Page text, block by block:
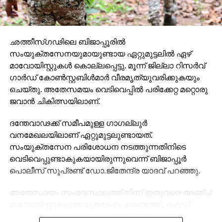
ഛത്തീസ്ഗഢിലെ ബിജാപ്പൂരില്‍
സംയുക്തസേനയുമായുണ്ടായ ഏറ്റുമുട്ടലില്‍ ഏഴ്
മാവോയിസ്റ്റുകള്‍ കൊല്ലപ്പെട്ടു. മൂന്ന് ജില്ലാ റിസര്‍വ്
ഗാര്‍ഡ് കോണ്‍സ്റ്റബിള്‍മാര്‍ വീരമൃത്യുവരിക്കുകയും
ചെയ്തു. അതേസമയം വെടിവെപ്പില്‍ പരിക്കേറ്റ മറ്റൊരു
ജവാന്‍ ചികിത്സയിലാണ്.
ദന്തേവാഢക്ക് സമീപമുള്ള ഗാഗല്ലുര്‍
വനമേഖലയിലാണ് ഏറ്റുമുട്ടലുണ്ടായത്.
സംയുക്തസേന പരിശോധന നടത്തുന്നതിനിടെ
വെടിവെപ്പുണ്ടാകുകയായിരുന്നുവെന്ന് ബിജാപ്പൂര്‍
പൊലീസ് സൂപ്രണ്ട് ഡോ.ജിതേന്ദ്ര യാദവ് പറഞ്ഞു.
അതേസമയം സംഭവസ്ഥലത്ത് നിന്ന് ഇതുവരെ അഞ്ച്
കോണ്‍സ്റ്റബിള്‍ മോനു വദാദി, കോണ്‍സ്റ്റബിള്‍ ധുക്കരു